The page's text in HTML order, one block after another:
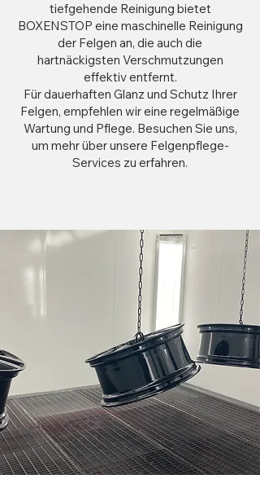
tiefgehende Reinigung bietet
BOXENSTOP eine maschinelle Reinigung
der Felgen an, die auch die
hartnäckigsten Verschmutzungen
effektiv entfernt.
Für dauerhaften Glanz und Schutz Ihrer
Felgen, empfehlen wir eine regelmäßige
Wartung und Pflege. Besuchen Sie uns,
um mehr über unsere Felgenpflege-
Services zu erfahren.